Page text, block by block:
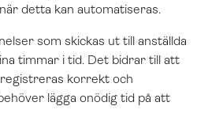
detta kan automatiseras.
som skickas ut till anställda
timmar i tid. Det bidrar till att
korrekt och
lägga onödig tid på att